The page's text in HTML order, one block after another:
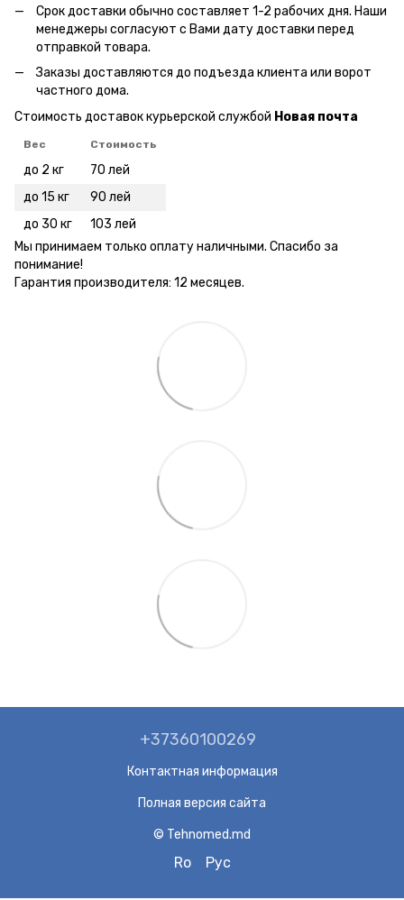
Срок доставки обычно составляет 1-2 рабочих дня. Наши
менеджеры согласуют с Вами дату доставки перед
отправкой товара.
Заказы доставляются до подъезда клиента или ворот
частного дома.
Стоимость доставок курьерской службой Новая почта
Вес Стоимость
до 2 кг
70 лей
до 15 кг
90 лей
до 30 кг
103 лей
Мы принимаем только оплату наличными. Спасибо за
понимание!
Гарантия производителя: 12 месяцев.
+37360100269
Контактная информация
Полная версия сайта
© Tehnomed.md
Ro Рус